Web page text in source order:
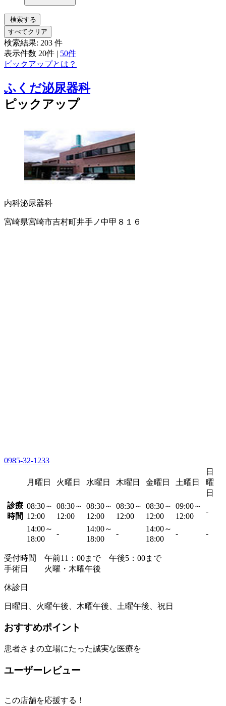
検索する
すべてクリア
検索結果: 203 件
表示件数 20件 | 50件
ピックアップとは？
ふくだ泌尿器科
ピックアップ
内科泌尿器科
宮崎県宮崎市吉村町井手ノ中甲８１６
0985-32-1233
月曜日 火曜日 水曜日 木曜日 金曜日 土曜日
日
曜
日
診療
時間
08:30～
12:00
08:30～
12:00
08:30～
12:00
08:30～
12:00
08:30～
12:00
09:00～
12:00
-
14:00～
18:00
-
14:00～
18:00
-
14:00～
18:00
- -
受付時間 午前11：00まで 午後5：00まで
手術日 火曜・木曜午後
休診日
日曜日、火曜午後、木曜午後、土曜午後、祝日
おすすめポイント
患者さまの立場にたった誠実な医療を
ユーザーレビュー
この店舗を応援する！